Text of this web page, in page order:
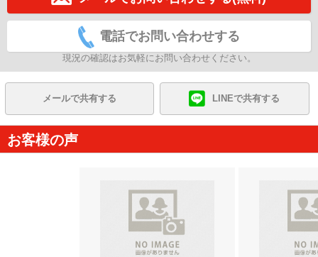
電話でお問い合わせする
現況の確認はお気軽にお問い合わせください。
メールで共有する LINEで共有する
お客様の声